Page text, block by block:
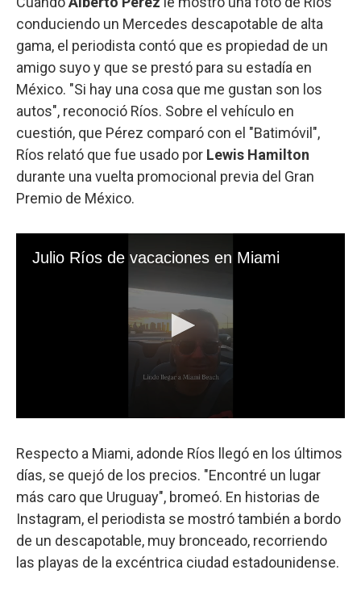
conduciendo un Mercedes descapotable de alta
gama, el periodista contó que es propiedad de un
amigo suyo y que se prestó para su estadía en
México. "Si hay una cosa que me gustan son los
autos", reconoció Ríos. Sobre el vehículo en
cuestión, que Pérez comparó con el "Batimóvil",
Ríos relató que fue usado por Lewis Hamilton
durante una vuelta promocional previa del Gran
Premio de México.
Respecto a Miami, adonde Ríos llegó en los últimos
días, se quejó de los precios. "Encontré un lugar
más caro que Uruguay", bromeó. En historias de
Instagram, el periodista se mostró también a bordo
de un descapotable, muy bronceado, recorriendo
las playas de la excéntrica ciudad estadounidense.